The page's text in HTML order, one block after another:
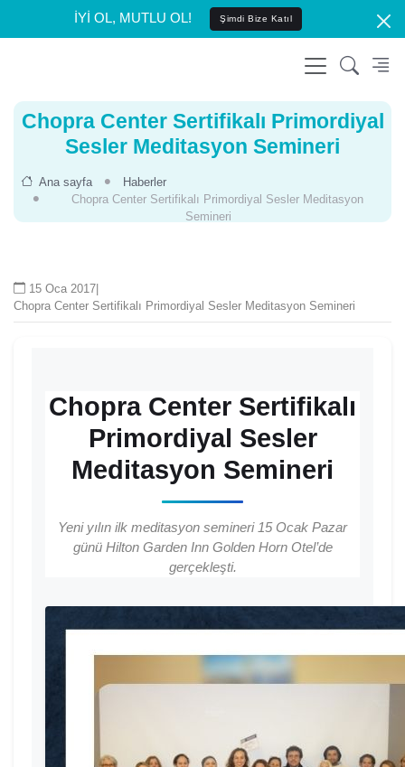
İYİ OL, MUTLU OL! Şimdi Bize Katıl
Chopra Center Sertifikalı Primordiyal
Sesler Meditasyon Semineri
Ana sayfa
Haberler
Chopra Center Sertifikalı Primordiyal Sesler Meditasyon
Semineri
15 Oca 2017
Chopra Center Sertifikalı Primordiyal Sesler Meditasyon Semineri
Chopra Center Sertifikalı
Primordiyal Sesler
Meditasyon Semineri
Yeni yılın ilk meditasyon semineri 15 Ocak Pazar
günü Hilton Garden Inn Golden Horn Otel’de
gerçekleşti.